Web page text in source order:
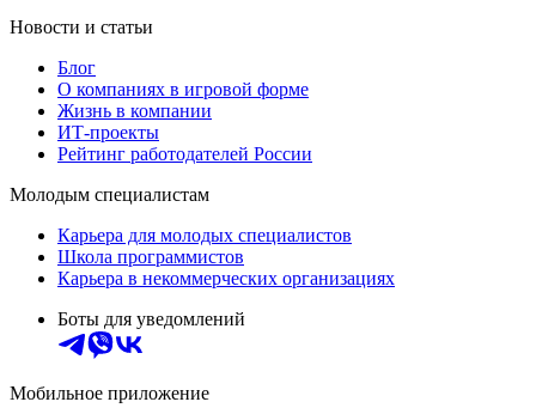
Новости и статьи
Блог
О компаниях в игровой форме
Жизнь в компании
ИТ-проекты
Рейтинг работодателей России
Молодым специалистам
Карьера для молодых специалистов
Школа программистов
Карьера в некоммерческих организациях
Боты для уведомлений
Мобильное приложение